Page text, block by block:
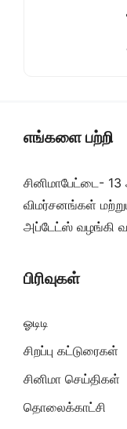
எங்களை பற்றி
சினிமாபேட்டை-
விமர்சனங்கள்
அப்டேட்ஸ் வழங்கி
பிரிவுகள்
ஓடிடி
சிறப்பு கட்டுரைகள்
சினிமா செய்திகள்
தொலைக்காட்சி